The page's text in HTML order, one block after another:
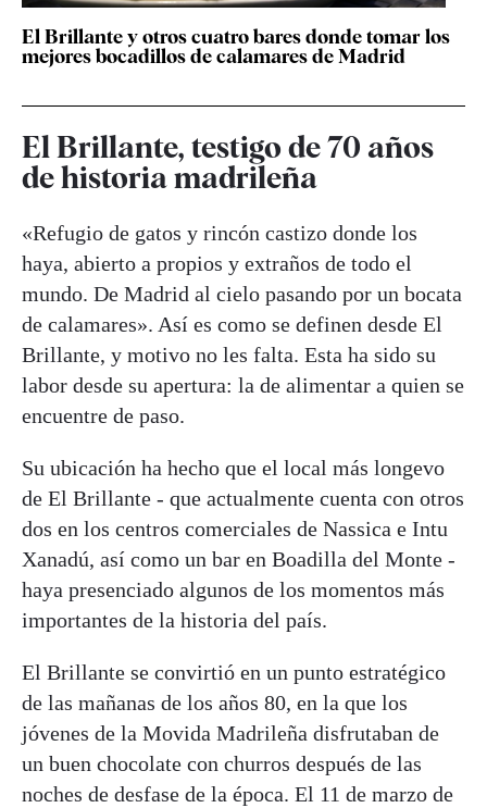
El Brillante y otros cuatro bares donde tomar los
mejores bocadillos de calamares de Madrid
El Brillante, testigo de 70 años
de historia madrileña
«Refugio de gatos y rincón castizo donde los
haya, abierto a propios y extraños de todo el
mundo. De Madrid al cielo pasando por un bocata
de calamares». Así es como se definen desde El
Brillante, y motivo no les falta. Esta ha sido su
labor desde su apertura: la de alimentar a quien se
encuentre de paso.
Su ubicación ha hecho que el local más longevo
de El Brillante - que actualmente cuenta con otros
dos en los centros comerciales de Nassica e Intu
Xanadú, así como un bar en Boadilla del Monte -
haya presenciado algunos de los momentos más
importantes de la historia del país.
El Brillante se convirtió en un punto estratégico
de las mañanas de los años 80, en la que los
jóvenes de la Movida Madrileña disfrutaban de
un buen chocolate con churros después de las
noches de desfase de la época. El 11 de marzo de